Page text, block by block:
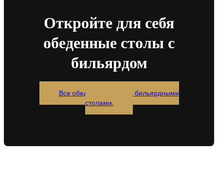
Откройте для себя
обеденные столы с
бильярдом
Все обеденные столы с бильярдными
столами.